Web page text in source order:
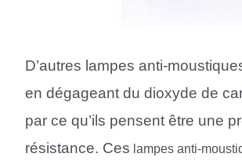
D’autres lampes anti-
en dégageant du dioxyde de
par ce qu’ils pensent être une
résistance. Ces lampes anti-